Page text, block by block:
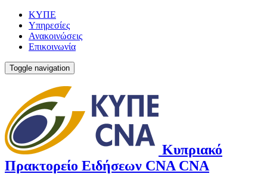
ΚΥΠΕ
Υπηρεσίες
Ανακοινώσεις
Επικοινωνία
Toggle navigation
Κυπριακό
Πρακτορείο Ειδήσεων CNA CNA